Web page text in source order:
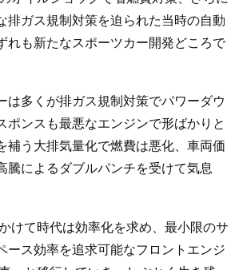
排ガス規制対策を迫られた当時の自動
れも新たなスポーツカー開発どころで
は多くが排ガス規制対策でパワーダウ
ポンスも最悪なエンジンで形ばかりと
補う大排気量化で燃費は悪化、車両価
騰によるダブルパンチを受けて気息
けて時代は効率化を求め、最小限のサ
ース効率を追求可能なフロントエンジ